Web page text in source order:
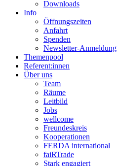
Downloads
Info
Öffnungszeiten
Anfahrt
Spenden
Newsletter-Anmeldung
Themenpool
Referent:innen
Über uns
Team
Räume
Leitbild
Jobs
wellcome
Freundeskreis
Kooperationen
FERDA international
faiRTrade
Stark engagiert